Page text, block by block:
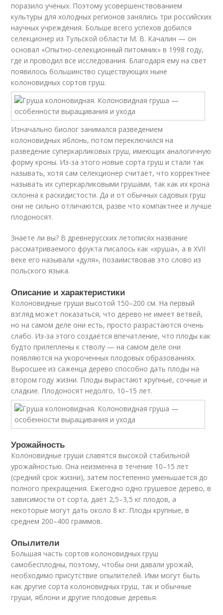
поразило учёных. Поэтому усовершенствованием
культуры для холодных регионов занялись три российских
научных учреждения. Больше всего успехов добился
селекционер из Тульской области М. В. Качалин — он
основал «Опытно-селекционный питомник» в 1998 году,
где и проводил все исследования. Благодаря ему на свет
появилось большинство существующих ныне
колоновидных сортов груш.
Изначально биолог занимался разведением
колоновидных яблонь, потом переключился на
разведение суперкарликовых груш, имеющих аналогичную
форму кроны. Из-за этого новые сорта груш и стали так
называть, хотя сам селекционер считает, что корректнее
называть их суперкарликовыми грушами, так как их крона
склонна к раскидистости. Да и от обычных садовых груш
они не сильно отличаются, разве что компактнее и лучше
плодоносят.
Знаете ли вы? В древнерусских летописях название
рассматриваемого фрукта писалось как «хруша», а в XVII
веке его называли «дуля», позаимствовав это слово из
польского языка.
Описание и характеристики
Колоновидные груши высотой 150–200 см. На первый
взгляд может показаться, что дерево не имеет ветвей,
но на самом деле они есть, просто разрастаются очень
слабо. Из-за этого создаётся впечатление, что плоды как
будто прилеплены к стволу — на самом деле они
появляются на укороченных плодовых образованиях.
Выросшее из саженца дерево способно дать плоды на
втором году жизни. Плоды вырастают крупные, сочные и
сладкие. Плодоносят недолго, 10–15 лет.
Урожайность
Колоновидные груши славятся высокой стабильной
урожайностью. Она неизменна в течение 10–15 лет
(средний срок жизни), затем постепенно уменьшается до
полного прекращения. Ежегодно одно грушевое дерево, в
зависимости от сорта, даёт 2,5–3,5 кг плодов, а
некоторые могут дать около 8 кг. Плоды крупные, в
среднем 200–400 граммов.
Опылители
Большая часть сортов колоновидных груш
самобесплодны, поэтому, чтобы они давали урожай,
необходимо присутствие опылителей. Ими могут быть
как другие сорта колоновидных груш, так и обычные
груши, яблони и другие плодовые деревья.